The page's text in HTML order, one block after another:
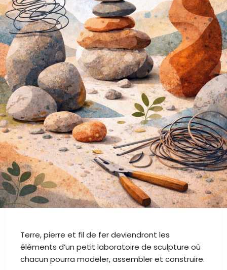
PARTAGER ITINÉRAIRE SAUVEGARDER
AU PROGRAMME
Stage durant les vacances d’été, pour les 8–
13 ans : «Naissance des formes»
du 17 au 21 août 2026au CIP de Sprimont
Lors de ce stage, les enfants seront invités à
faire naître des formes à partir de la matière.
Terre, pierre et fil de fer deviendront les
éléments d’un petit laboratoire de sculpture où
chacun pourra modeler, assembler et construire.